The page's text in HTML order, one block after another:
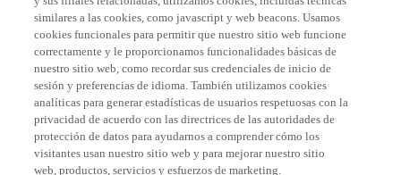
similares a las cookies, como javascript y web beacons. Usamos
cookies funcionales para permitir que nuestro sitio web funcione
correctamente y le proporcionamos funcionalidades básicas de
nuestro sitio web, como recordar sus credenciales de inicio de
sesión y preferencias de idioma. También utilizamos cookies
analíticas para generar estadísticas de usuarios respetuosas con la
privacidad de acuerdo con las directrices de las autoridades de
protección de datos para ayudarnos a comprender cómo los
visitantes usan nuestro sitio web y para mejorar nuestro sitio
web, productos, servicios y esfuerzos de marketing.